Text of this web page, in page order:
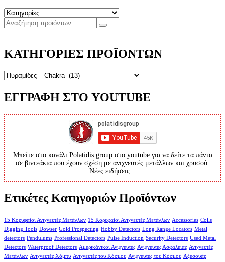
ΚΑΤΗΓΟΡΙΕΣ ΠΡΟΪΟΝΤΩΝ
ΕΓΓΡΑΦΗ ΣΤΟ YOUTUBE
Μπείτε στο κανάλι Polatidis group στο youtube για να δείτε τα πάντα
σε βιντεάκια που έχουν σχέση με ανιχνευτές μετάλλων και χρυσού.
Νέες ειδήσεις...
Ετικέτες Κατηγοριών Προϊόντων
15 Κορυφαίοι Ανιχνευτές Μετάλλων 15 Κορυφαίοι Ανιχνευτές Μετάλλων Accessories Coils
Digging Tools Dowser Gold Prospecting Hobby Detectors Long Range Locators Metal
detectors Pendulums Professional Detectors Pulse Induction Security Detectors Used Metal
Detectors Waterproof Detectors Αμερικάνικοι Ανιχνευτές Ανιχνευτές Ασφαλείας Ανιχνευτές
Μετάλλων Ανιχνευτές Χόμπυ Ανιχνευτές του Κόσμου Ανιχνευτές του Κόσμου Αξεσουάρ